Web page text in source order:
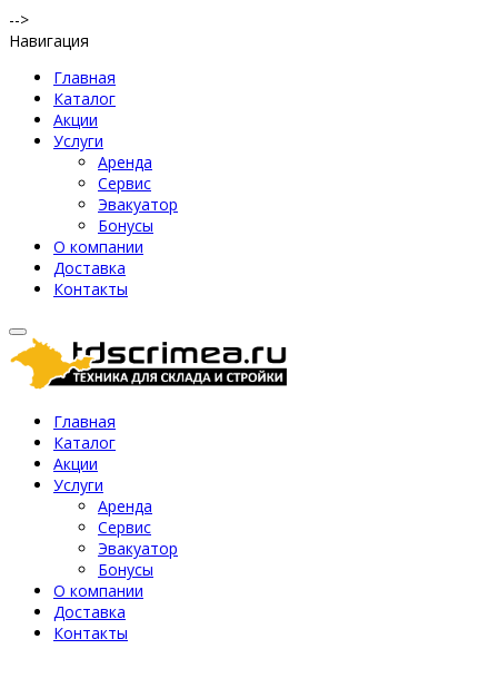
-->
Навигация
Главная
Каталог
Акции
Услуги
Аренда
Сервис
Эвакуатор
Бонусы
О компании
Доставка
Контакты
Главная
Каталог
Акции
Услуги
Аренда
Сервис
Эвакуатор
Бонусы
О компании
Доставка
Контакты